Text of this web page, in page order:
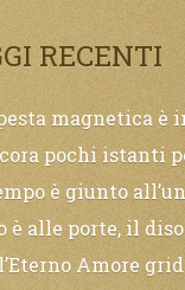
RECENTI
generazione patirà. Il black out non tarderà ad arrivare e tutta la Terra
perdete tempo, la sciagura arriverà all’improvviso e per chi non si sarà preparato
del Padre con il figlio, non avete che da attendere
ordinati urlerà perdono, ma sarà troppo tardi, il tradimento è
Suo bene per i Suoi,richiama a Sé i lontani, affinché si pentano e